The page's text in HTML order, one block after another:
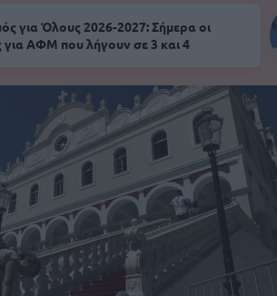
για Όλους 2026-2027: Σήμερα οι
για ΑΦΜ που λήγουν σε 3 και 4